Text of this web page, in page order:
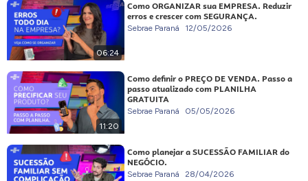
06:24
Como ORGANIZAR sua EMPRESA. Reduzir
erros e crescer com SEGURANÇA.
Sebrae Paraná 12/05/2026
11:20
Como definir o PREÇO DE VENDA. Passo a
passo atualizado com PLANILHA
GRATUITA
Sebrae Paraná 05/05/2026
Como planejar a SUCESSÃO FAMILIAR do
NEGÓCIO.
Sebrae Paraná 28/04/2026